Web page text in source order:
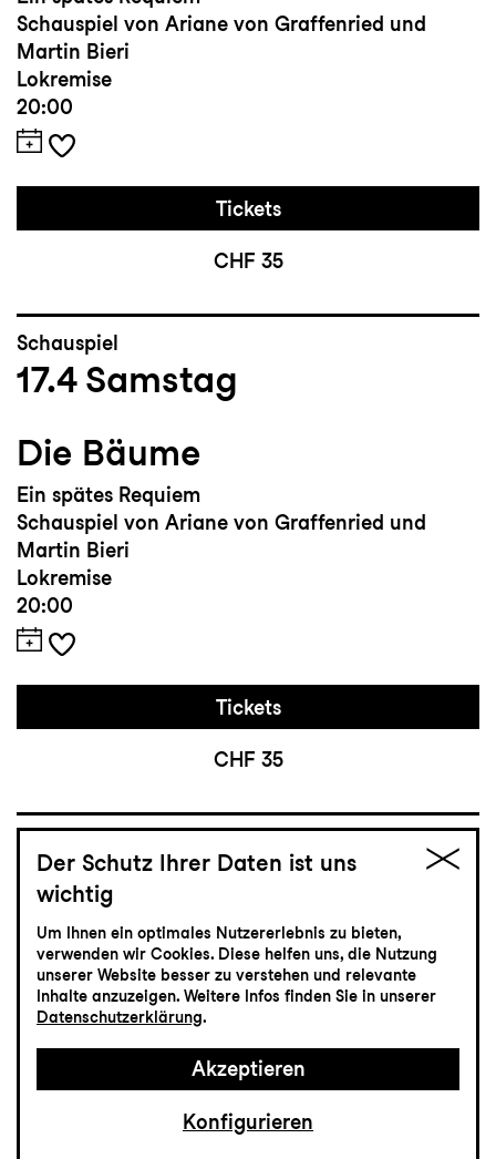
Schauspiel von Ariane von Graffenried und
Martin Bieri
Lokremise
20:00
Tickets
CHF 35
Schauspiel
17.4 Samstag
Die Bäume
Ein spätes Requiem
Schauspiel von Ariane von Graffenried und
Martin Bieri
Lokremise
20:00
Tickets
CHF 35
23.4Freitag
Die Bäume
Ein spätes Requiem
Schauspiel von Ariane von Graffenried und
Martin Bieri
Der Schutz Ihrer Daten ist uns
wichtig
Um Ihnen ein optimales Nutzererlebnis zu bieten,
verwenden wir Cookies. Diese helfen uns, die Nutzung
unserer Website besser zu verstehen und relevante
Inhalte anzuzeigen. Weitere Infos finden Sie in unserer
Datenschutzerklärung.
Akzeptieren
Konfigurieren